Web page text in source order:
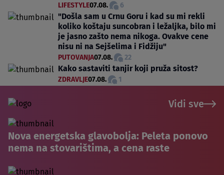
LIFESTYLE07.08. 6
"Došla sam u Crnu Goru i kad su mi rekli
koliko koštaju suncobran i ležaljka, bilo mi
je jasno zašto nema nikoga. Ovakve cene
nisu ni na Sejšelima i Fidžiju"
PUTOVANJA07.08. 22
Kako sastaviti tanjir koji pruža sitost?
ZDRAVLJE07.08. 1
Vidi sve
Nova energetska glavobolja: Peleta ponovo
nema na stovarištima, a cena raste